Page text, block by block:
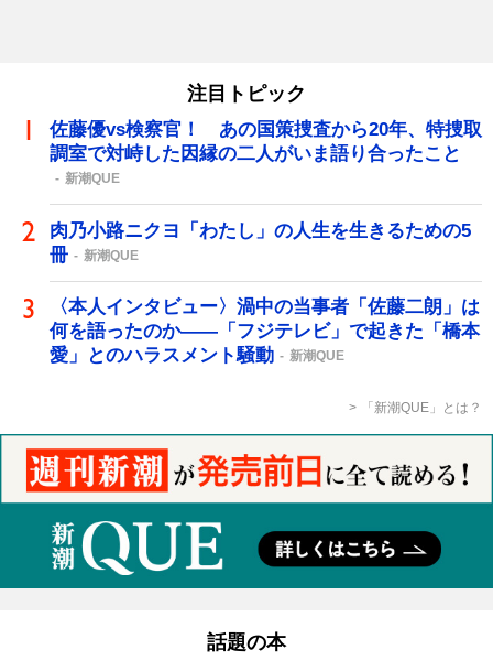
注目トピック
佐藤優vs検察官！ あの国策捜査から20年、特捜取
調室で対峙した因縁の二人がいま語り合ったこと
新潮QUE
肉乃小路ニクヨ「わたし」の人生を生きるための5
冊
新潮QUE
〈本人インタビュー〉渦中の当事者「佐藤二朗」は
何を語ったのか――「フジテレビ」で起きた「橋本
愛」とのハラスメント騒動
新潮QUE
「新潮QUE」とは？
話題の本